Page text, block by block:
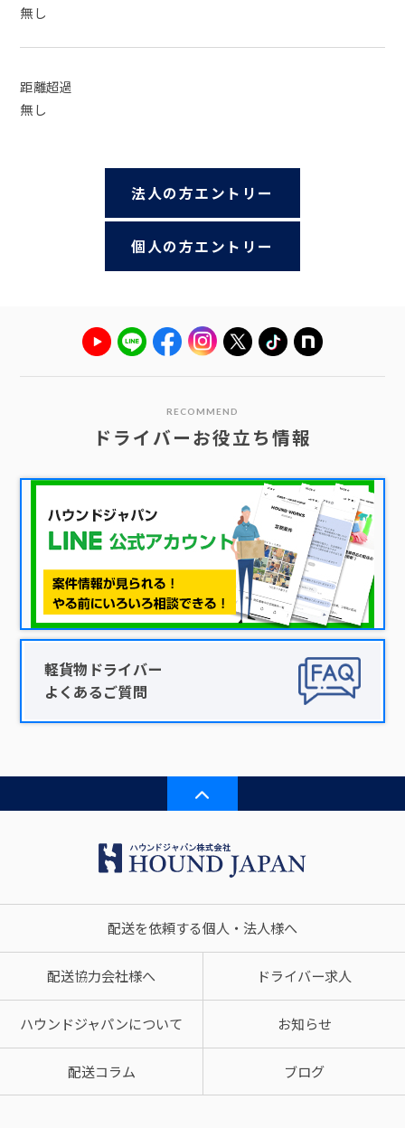
無し
距離超過
無し
法人の方エントリー
個人の方エントリー
RECOMMEND
ドライバーお役立ち情報
軽貨物ドライバー
よくあるご質問
配送を依頼する個人・法人様へ
配送協力会社様へ ドライバー求人
ハウンドジャパンについて お知らせ
配送コラム ブログ